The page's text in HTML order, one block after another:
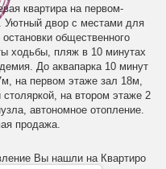
квартира на первом-
Уютный двор с местами для
общественного
ходьбы, пляж в 10 минутах
До аквапарка 10 минут
на первом этаже зал 18м,
на втором этаже 2
автономное отопление.
продажа.
Вы нашли на Квартиро